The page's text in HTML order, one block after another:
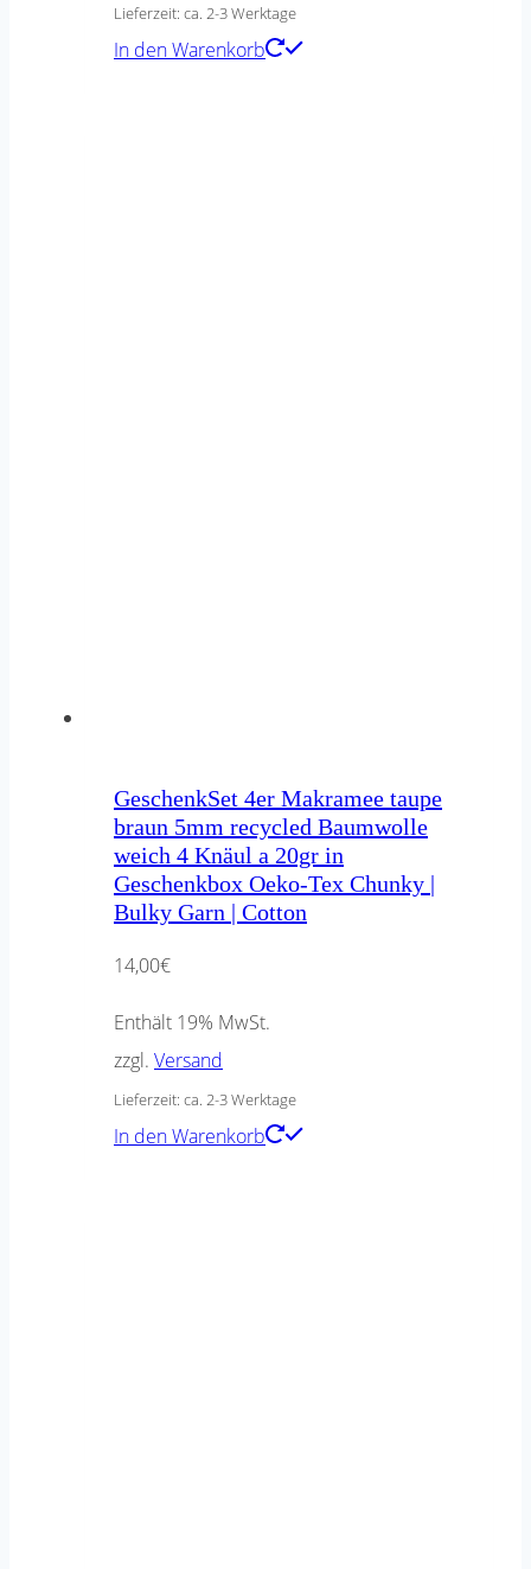
Lieferzeit: ca. 2-3 Werktage
In den Warenkorb
GeschenkSet 4er Makramee taupe
braun 5mm recycled Baumwolle
weich 4 Knäul a 20gr in
Geschenkbox Oeko-Tex Chunky |
Bulky Garn | Cotton
14,00€
Enthält 19% MwSt.
zzgl. Versand
Lieferzeit: ca. 2-3 Werktage
In den Warenkorb